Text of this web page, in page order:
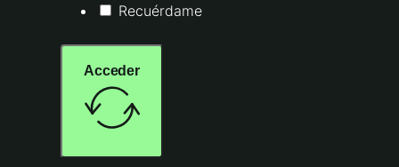
Recuérdame
Acceder